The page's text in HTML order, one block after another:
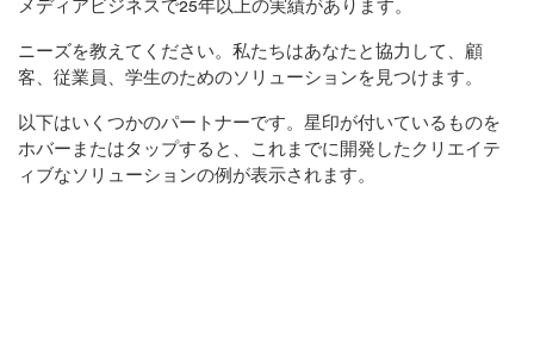
メディアビジネスで25年以上の実績があります。
ニーズを教えてください。私たちはあなたと協力して、顧
客、従業員、学生のためのソリューションを見つけます。
以下はいくつかのパートナーです。星印が付いているものを
ホバーまたはタップすると、これまでに開発したクリエイテ
ィブなソリューションの例が表示されます。